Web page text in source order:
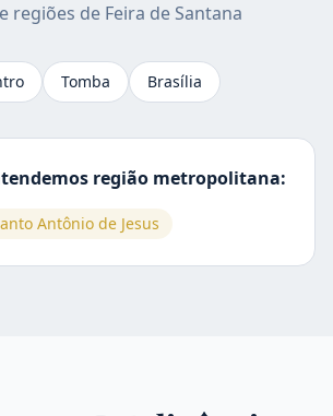
regiões de Feira de Santana
Tomba Brasília
região metropolitana:
Antônio de Jesus